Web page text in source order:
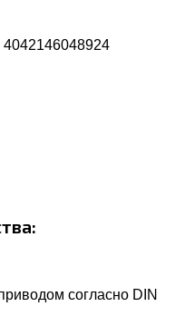
4042146048924
согласно DIN